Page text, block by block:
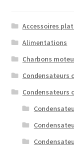
Accessoires
Alimentations
Charbons
Condensateurs
Condensateurs